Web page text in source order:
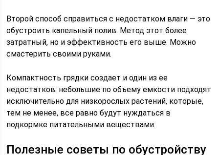
Второй способ справиться с недостатком влаги — это
обустроить капельный полив. Метод этот более
затратный, но и эффективность его выше. Можно
смастерить своими руками.
Компактность грядки создает и один из ее
недостатков: небольшие по объему емкости подходят
исключительно для низкорослых растений, которые,
тем не менее, все равно будут нуждаться в
подкормке питательными веществами.
Полезные советы по обустройству